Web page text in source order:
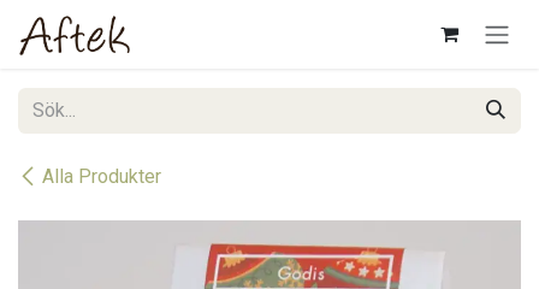
Hoppa till innehåll
Alla Produkter